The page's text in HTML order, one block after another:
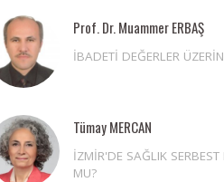
Prof. Dr. Muammer ERBAŞ
İBADETİ DEĞERLER
Tümay MERCAN
İZMİR'DE SAĞLIK
MU?